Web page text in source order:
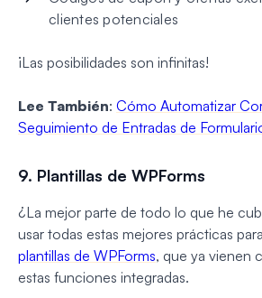
clientes potenciales
¡Las posibilidades son infinitas!
Lee También: Cómo Automatizar
Seguimiento de Entradas de
9. Plantillas de WPForms
¿La mejor parte de todo lo que he
usar todas estas mejores prácticas para
plantillas de WPForms, que ya vienen
estas funciones integradas.